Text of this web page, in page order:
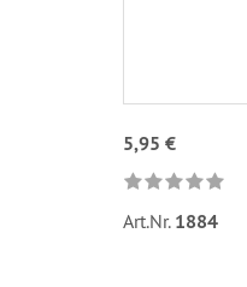
5,95 €
Art.Nr. 1884